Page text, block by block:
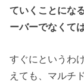
ていくことにな
ーバーでなくて
すぐにというわ
えても、マルチ